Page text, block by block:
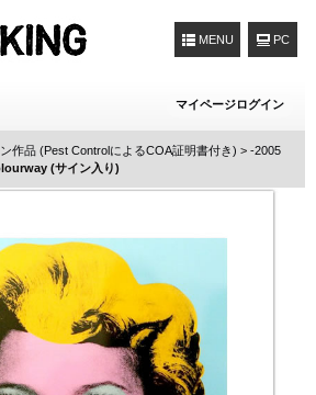
MENU
マイページログイン
作品 (Pest ControlによるCOA証明書付き) > -2005
(サイン入り)